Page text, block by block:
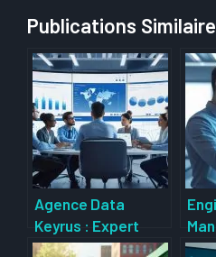
Publications
Agence Data
Keyrus : Expert
incontournable en